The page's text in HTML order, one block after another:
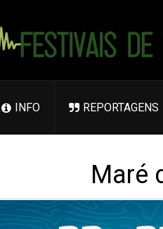
INFO REPORTAGENS
Maré